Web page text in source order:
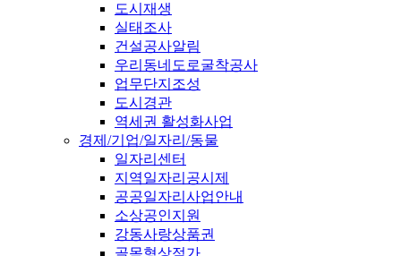
도시재생
실태조사
건설공사알림
우리동네도로굴착공사
업무단지조성
도시경관
역세권 활성화사업
경제/기업/일자리/동물
일자리센터
지역일자리공시제
공공일자리사업안내
소상공인지원
강동사랑상품권
골목형상점가